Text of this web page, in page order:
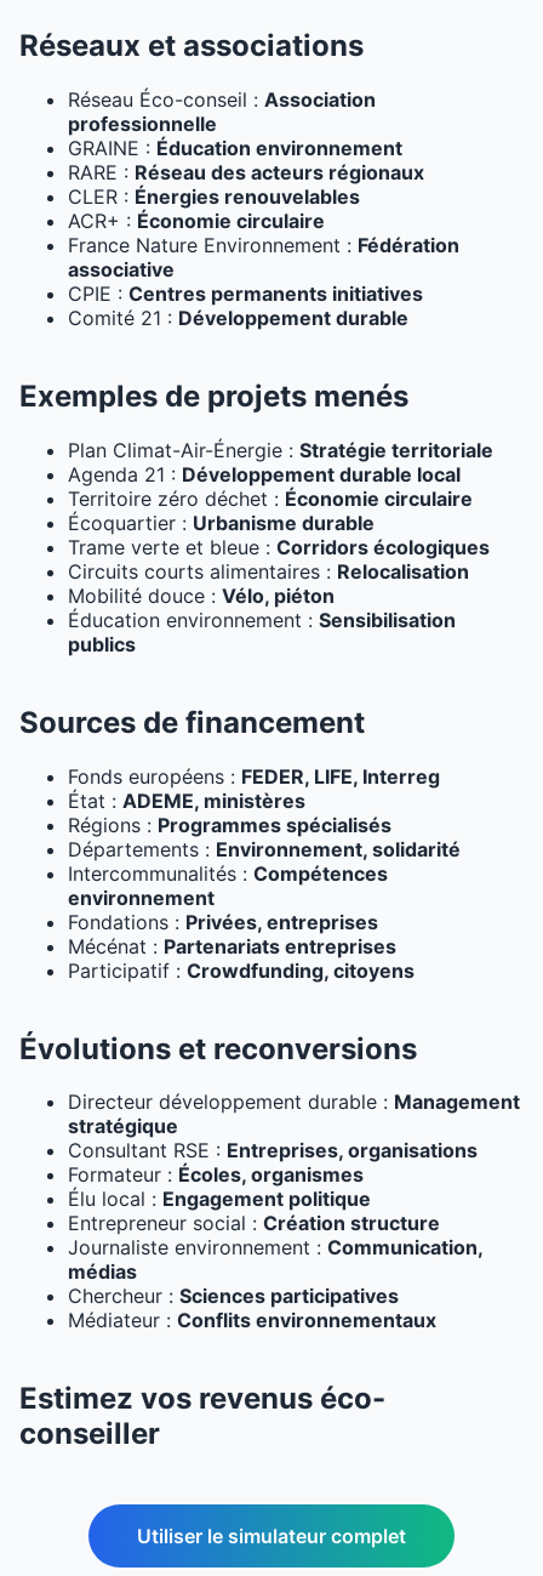
Réseaux et associations
Réseau Éco-conseil : Association
professionnelle
GRAINE : Éducation environnement
RARE : Réseau des acteurs régionaux
CLER : Énergies renouvelables
ACR+ : Économie circulaire
France Nature Environnement : Fédération
associative
CPIE : Centres permanents initiatives
Comité 21 : Développement durable
Exemples de projets menés
Plan Climat-Air-Énergie : Stratégie territoriale
Agenda 21 : Développement durable local
Territoire zéro déchet : Économie circulaire
Écoquartier : Urbanisme durable
Trame verte et bleue : Corridors écologiques
Circuits courts alimentaires : Relocalisation
Mobilité douce : Vélo, piéton
Éducation environnement : Sensibilisation
publics
Sources de financement
Fonds européens : FEDER, LIFE, Interreg
État : ADEME, ministères
Régions : Programmes spécialisés
Départements : Environnement, solidarité
Intercommunalités : Compétences
environnement
Fondations : Privées, entreprises
Mécénat : Partenariats entreprises
Participatif : Crowdfunding, citoyens
Évolutions et reconversions
Directeur développement durable : Management
stratégique
Consultant RSE : Entreprises, organisations
Formateur : Écoles, organismes
Élu local : Engagement politique
Entrepreneur social : Création structure
Journaliste environnement : Communication,
médias
Chercheur : Sciences participatives
Médiateur : Conflits environnementaux
Estimez vos revenus éco-
conseiller
Utiliser le simulateur complet